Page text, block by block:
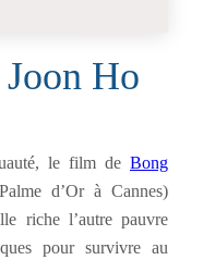
Ho
le film de Bong
d’Or à Cannes)
riche l’autre pauvre
pour survivre au